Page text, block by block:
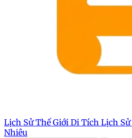
Lịch Sử Thế Giới Di Tích Lịch Sử
Nhiêu